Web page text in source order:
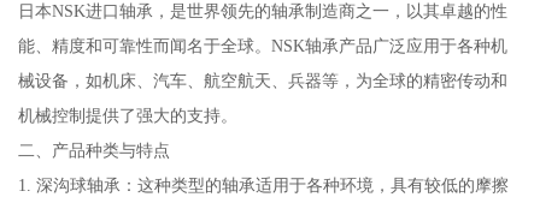
日本NSK进口轴承，是世界领先的轴承制造商之一，以其卓越的性
能、精度和可靠性而闻名于全球。NSK轴承产品广泛应用于各种机
械设备，如机床、汽车、航空航天、兵器等，为全球的精密传动和
机械控制提供了强大的支持。
二、产品种类与特点
1. 深沟球轴承：这种类型的轴承适用于各种环境，具有较低的摩擦